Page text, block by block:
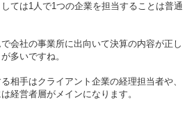
ては1人で1つの企業を担当することは普通
会社の事業所に出向いて決算の内容が正し
多いですね。
相手はクライアント企業の経理担当者や、
経営者層がメインになります。